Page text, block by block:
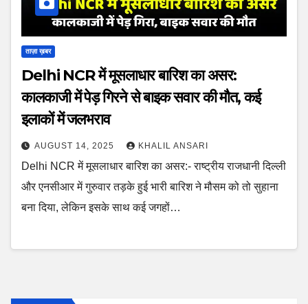
ताज़ा ख़बर
Delhi NCR में मूसलाधार बारिश का असर:
कालकाजी में पेड़ गिरने से बाइक सवार की मौत, कई
इलाकों में जलभराव
AUGUST 14, 2025 KHALIL ANSARI
Delhi NCR में मूसलाधार बारिश का असर:- राष्ट्रीय राजधानी दिल्ली
और एनसीआर में गुरुवार तड़के हुई भारी बारिश ने मौसम को तो सुहाना
बना दिया, लेकिन इसके साथ कई जगहों…